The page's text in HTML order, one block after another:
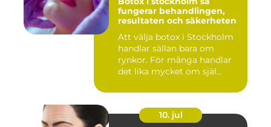
fungerar behandlingen,
resultaten och säkerheten
Att välja botox i Stockholm
handlar sällan bara om
rynkor. För många handlar
det lika mycket om själ...
10. jul